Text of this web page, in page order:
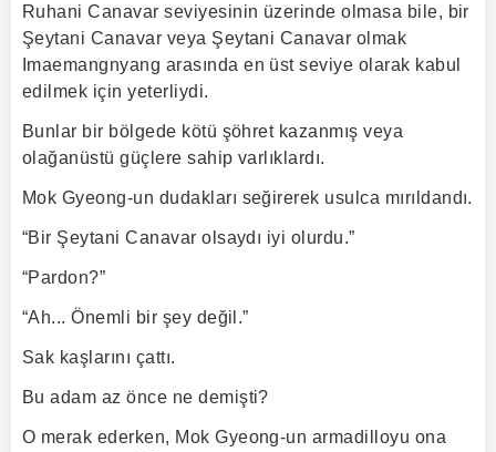
Ruhani Canavar seviyesinin üzerinde olmasa bile, bir
Şeytani Canavar veya Şeytani Canavar olmak
Imaemangnyang arasında en üst seviye olarak kabul
edilmek için yeterliydi.
Bunlar bir bölgede kötü şöhret kazanmış veya
olağanüstü güçlere sahip varlıklardı.
Mok Gyeong-un dudakları seğirerek usulca mırıldandı.
“Bir Şeytani Canavar olsaydı iyi olurdu.”
“Pardon?”
“Ah... Önemli bir şey değil.”
Sak kaşlarını çattı.
Bu adam az önce ne demişti?
O merak ederken, Mok Gyeong-un armadilloyu ona